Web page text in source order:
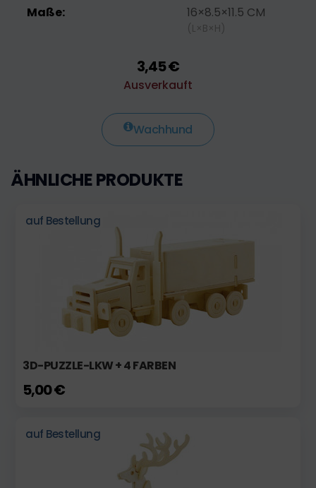
Maße:
16×8.5×11.5 CM
(L×B×H)
3,45 €
Ausverkauft
Wachhund
ÄHNLICHE PRODUKTE
auf Bestellung
3D-PUZZLE-LKW + 4 FARBEN
5,00 €
auf Bestellung